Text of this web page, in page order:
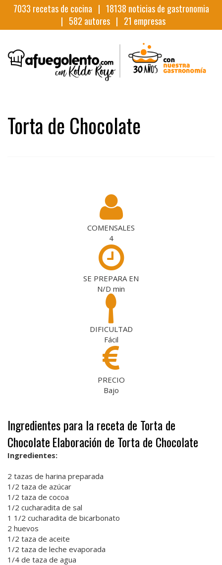
7033 recetas de cocina | 18138 noticias de gastronomia
| 582 autores | 21 empresas
Torta de Chocolate
COMENSALES
4
SE PREPARA EN
N/D min
DIFICULTAD
Fácil
PRECIO
Bajo
Ingredientes para la receta de Torta de
ChocolateElaboración de Torta de Chocolate
Ingredientes:
2 tazas de harina preparada
1/2 taza de azúcar
1/2 taza de cocoa
1/2 cucharadita de sal
1 1/2 cucharadita de bicarbonato
2 huevos
1/2 taza de aceite
1/2 taza de leche evaporada
1/4 de taza de agua